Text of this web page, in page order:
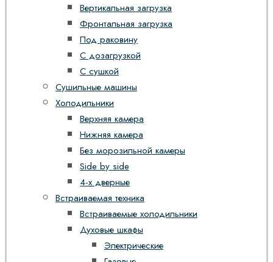
Вертикальная загрузка
Фронтальная загрузка
Под раковину
С дозагрузкой
С сушкой
Сушильные машины
Холодильники
Верхняя камера
Нижняя камера
Без морозильной камеры
Side by side
4-х дверные
Встраиваемая техника
Встраиваемые холодильники
Духовые шкафы
Электрические